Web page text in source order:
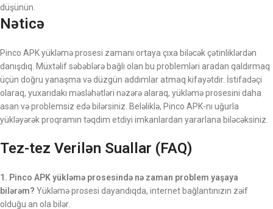
düşünün.
Nəticə
Pinco APK yükləmə prosesi zamanı ortaya çıxa biləcək çətinliklərdən
danışdıq. Müxtəlif səbəblərə bağlı olan bu problemləri aradan qaldırmaq
üçün doğru yanaşma və düzgün addımlar atmaq kifayətdir. İstifadəçi
olaraq, yuxarıdakı məsləhətləri nəzərə alaraq, yükləmə prosesini daha
asan və problemsiz edə bilərsiniz. Beləliklə, Pinco APK-nı uğurla
yükləyərək proqramın təqdim etdiyi imkanlardan yararlana biləcəksiniz.
Tez-tez Verilən Suallar (FAQ)
1. Pinco APK yükləmə prosesində nə zaman problem yaşaya
bilərəm? Yükləmə prosesi dayandıqda, internet bağlantınızın zəif
olduğu an ola bilər.